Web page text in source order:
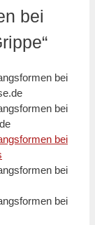
bei
bei
bei
bei
bei
bei